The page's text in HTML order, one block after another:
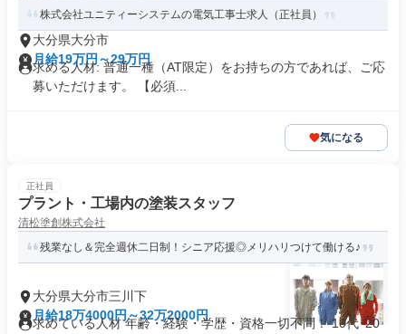
株式会社ユニティーシステムの電気工事士求人（正社員）
大分県大分市
月給19万円～29万円
求める人材: 普通一種（AT限定）をお持ちの方であれば、ご応
募いただけます。 【必須...
気になる
正社員
プラント・工場内の塗装スタッフ
清松塗創株式会社
残業なし＆完全週休二日制！シニア応援◎メリハリつけて働ける♪
大分県大分市三川下
月給18万4000円～32万2000円
求めている人材 年齢・経験・学歴・資格一切不問！ 10代･20